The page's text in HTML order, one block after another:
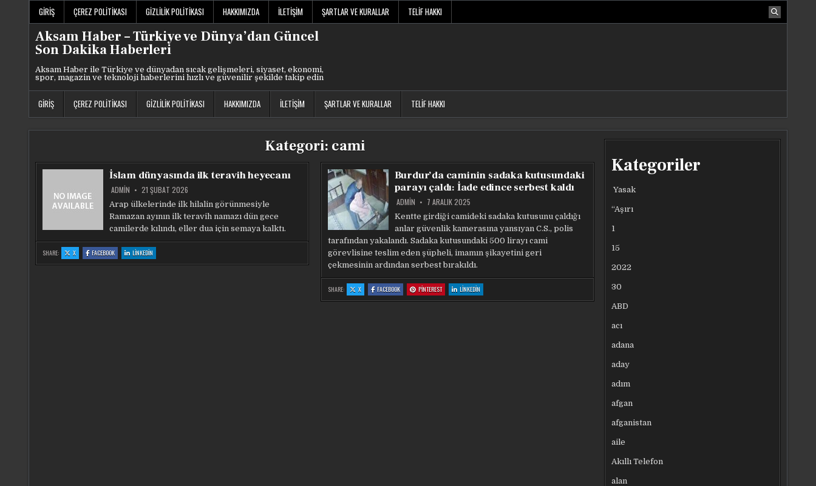
GIRIŞ ÇEREZ POLITIKASI GIZLILIK POLITIKASI HAKKIMIZDA İLETIŞIM ŞARTLAR VE KURALLAR TELIF HAKKI
Aksam Haber – Türkiye ve Dünya’dan Güncel
Son Dakika Haberleri
Aksam Haber ile Türkiye ve dünyadan sıcak gelişmeleri, siyaset, ekonomi,
spor, magazin ve teknoloji haberlerini hızlı ve güvenilir şekilde takip edin
GIRIŞ ÇEREZ POLITIKASI GIZLILIK POLITIKASI HAKKIMIZDA İLETIŞIM ŞARTLAR VE KURALLAR TELIF HAKKI
Kategori: cami
İslam dünyasında ilk teravih heyecanı
ADMIN 21 ŞUBAT 2026
Arap ülkelerinde ilk hilalin görünmesiyle
Ramazan ayının ilk teravih namazı dün gece
camilerde kılındı, eller dua için semaya kalktı.
SHARE: X:
İSLAM
DÜNYASINDA
FACEBOOK:
İSLAM
DÜNYASINDA
LINKEDIN
İSLAM
DÜNYASINDA
Burdur’da caminin sadaka kutusundaki
parayı çaldı: İade edince serbest kaldı
ADMIN 7 ARALIK 2025
Kentte girdiği camideki sadaka kutusunu çaldığı
anlar güvenlik kamerasına yansıyan C.S., polis
tarafından yakalandı. Sadaka kutusundaki 500 lirayı cami
görevlisine teslim eden şüpheli, imamın şikayetini geri
çekmesinin ardından serbest bırakıldı.
SHARE: X:
BURDUR’DA
CAMININ
FACEBOOK:
BURDUR’DA
CAMININ
PINTEREST:
BURDUR’DA
CAMININ
LINKEDIN:
BURDUR’DA
CAMININ
Kategoriler
Yasak
“Aşırı
1
15
2022
30
ABD
acı
adana
aday
adım
afgan
afganistan
aile
Akıllı Telefon
alan